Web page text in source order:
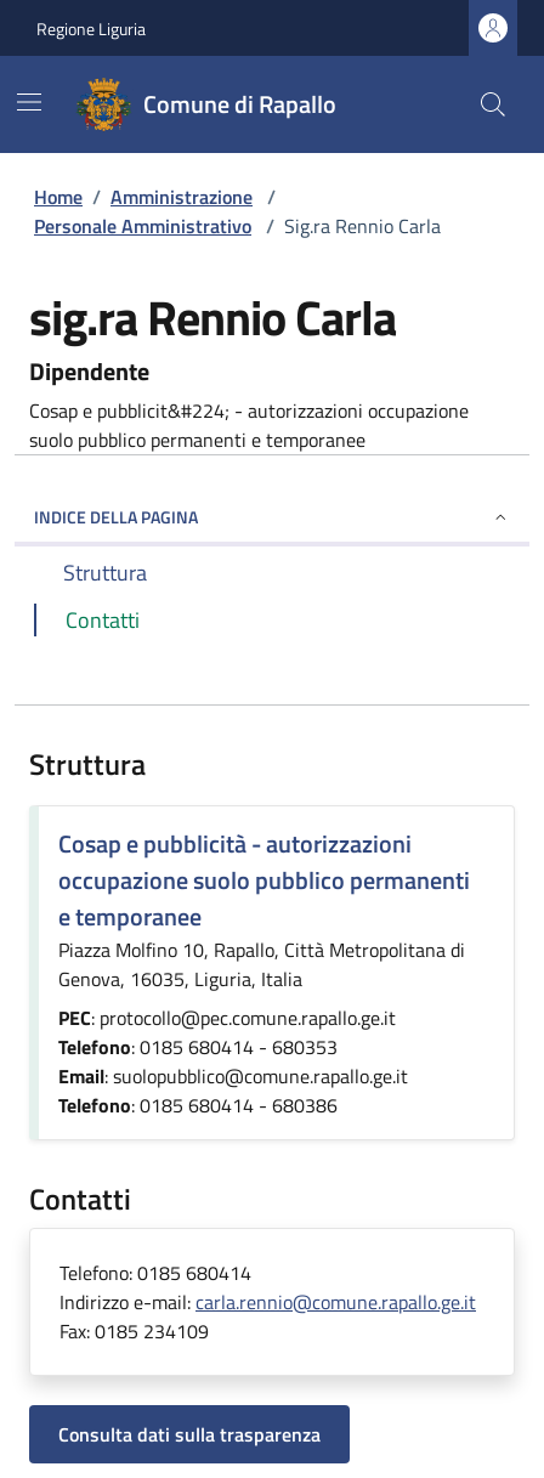
Regione Liguria
Comune di Rapallo
Home / Amministrazione /
Personale Amministrativo / Sig.ra Rennio Carla
sig.ra Rennio Carla
Dipendente
Cosap e pubblicit&#224; - autorizzazioni occupazione
suolo pubblico permanenti e temporanee
INDICE DELLA PAGINA
Struttura
Contatti
Struttura
Cosap e pubblicità - autorizzazioni
occupazione suolo pubblico permanenti
e temporanee
Piazza Molfino 10, Rapallo, Città Metropolitana di
Genova, 16035, Liguria, Italia
PEC: protocollo@pec.comune.rapallo.ge.it
Telefono: 0185 680414 - 680353
Email: suolopubblico@comune.rapallo.ge.it
Telefono: 0185 680414 - 680386
Contatti
Telefono:0185 680414
Indirizzo e-mail:carla.rennio@comune.rapallo.ge.it
Fax:0185 234109
Consulta dati sulla trasparenza